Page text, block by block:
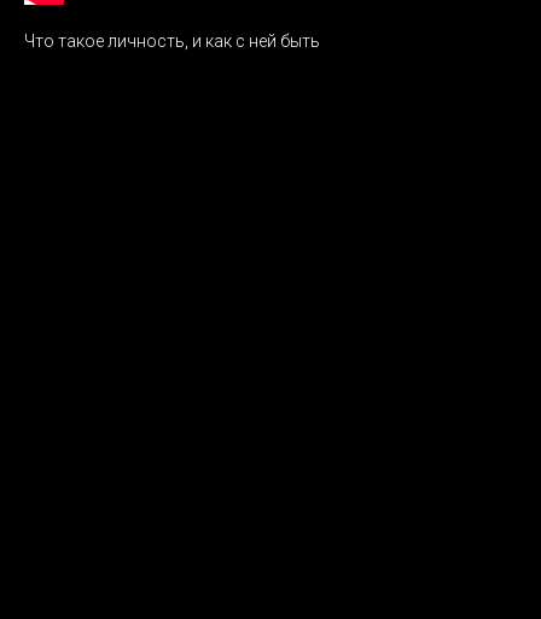
Что такое личность, и как с ней быть